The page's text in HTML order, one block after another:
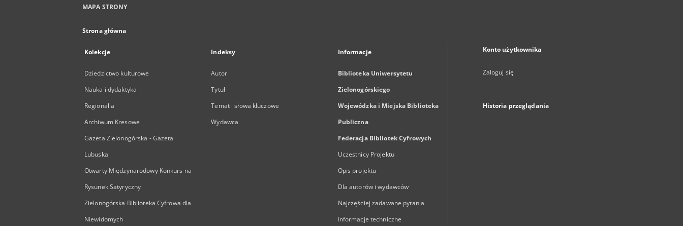
MAPA STRONY
Strona główna
Kolekcje
Dziedzictwo kulturowe
Nauka i dydaktyka
Regionalia
Archiwum Kresowe
Gazeta Zielonogórska - Gazeta
Lubuska
Otwarty Międzynarodowy Konkurs na
Rysunek Satyryczny
Zielonogórska Biblioteka Cyfrowa dla
Niewidomych
Indeksy
Autor
Tytuł
Temat i słowa kluczowe
Wydawca
Informacje
Biblioteka Uniwersytetu
Zielonogórskiego
Wojewódzka i Miejska Biblioteka
Publiczna
Federacja Bibliotek Cyfrowych
Uczestnicy Projektu
Opis projektu
Dla autorów i wydawców
Najczęściej zadawane pytania
Informacje techniczne
Konto użytkownika
Zaloguj się
Historia przeglądania